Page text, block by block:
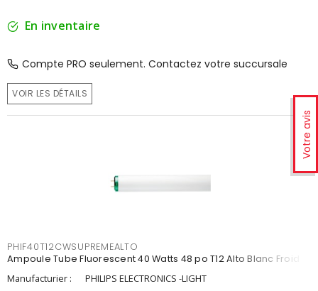
Votre avis
En inventaire
Compte PRO seulement. Contactez votre succursale
VOIR LES DÉTAILS
PHIF40T12CWSUPREMEALTO
Ampoule Tube Fluorescent 40 Watts 48 po T12 Alto Blanc Froid
Manufacturier :
PHILIPS ELECTRONICS -LIGHT